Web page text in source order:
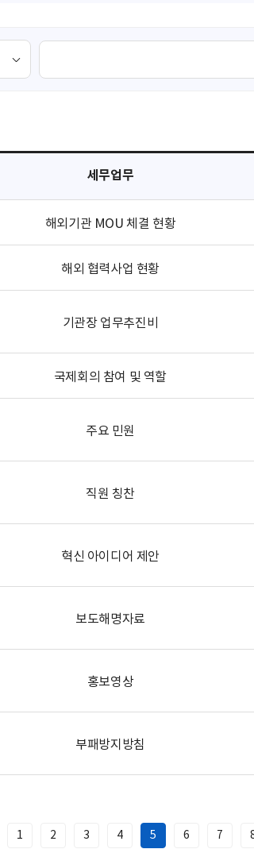
검
세무업무
해외기관 MOU 체결 현황
해외 협력사업 현황
기관장 업무추진비
국제회의 참여 및 역할
주요 민원
직원 칭찬
혁신 아이디어 제안
보도해명자료
홍보영상
부패방지방침
1 2 3 4 5 6 7